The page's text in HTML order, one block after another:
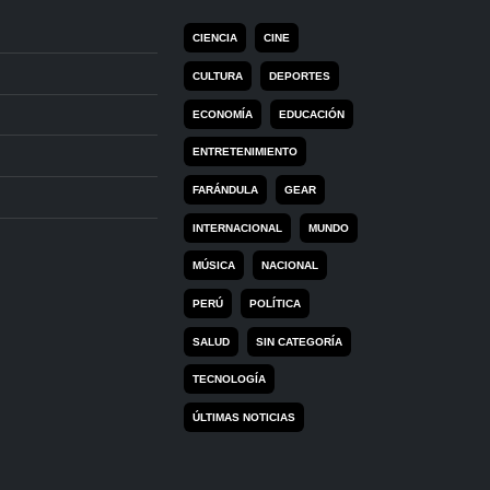
CIENCIA CINE
CULTURA DEPORTES
ECONOMÍA EDUCACIÓN
ENTRETENIMIENTO
FARÁNDULA GEAR
INTERNACIONAL MUNDO
MÚSICA NACIONAL
PERÚ POLÍTICA
SALUD SIN CATEGORÍA
TECNOLOGÍA
ÚLTIMAS NOTICIAS